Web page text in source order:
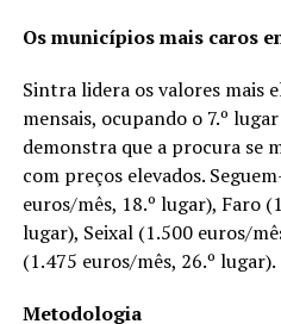
Os municípios mais caros
Sintra lidera os valores mais
mensais, ocupando o 7.º
demonstra que a procura se
com preços elevados.
euros/mês, 18.º lugar), Faro
lugar), Seixal (1.500 euros/
(1.475 euros/mês, 26.º lugar).
Metodologia